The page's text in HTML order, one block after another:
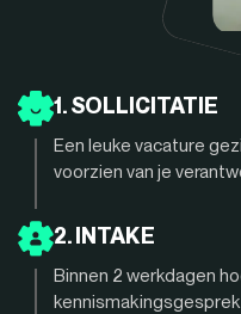
1. SOLLICITATIE
Een leuke vacature
voorzien van je
2. INTAKE
Binnen 2 werkdagen